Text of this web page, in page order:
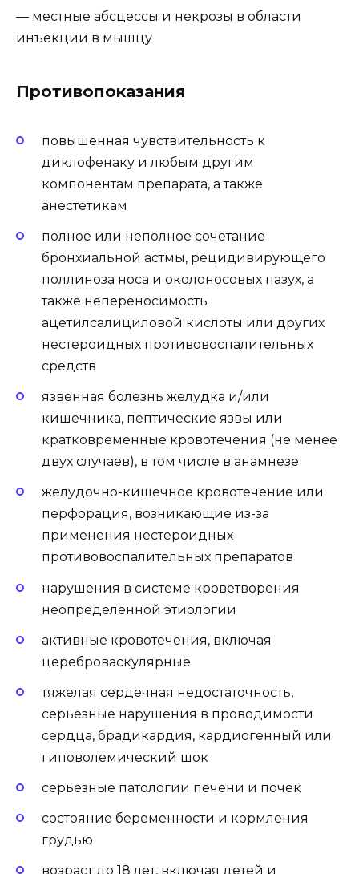
— местные абсцессы и некрозы в области
инъекции в мышцу
Противопоказания
повышенная чувствительность к
диклофенаку и любым другим
компонентам препарата, а также
анестетикам
полное или неполное сочетание
бронхиальной астмы, рецидивирующего
поллиноза носа и околоносовых пазух, а
также непереносимость
ацетилсалициловой кислоты или других
нестероидных противовоспалительных
средств
язвенная болезнь желудка и/или
кишечника, пептические язвы или
кратковременные кровотечения (не менее
двух случаев), в том числе в анамнезе
желудочно-кишечное кровотечение или
перфорация, возникающие из-за
применения нестероидных
противовоспалительных препаратов
нарушения в системе кроветворения
неопределенной этиологии
активные кровотечения, включая
цереброваскулярные
тяжелая сердечная недостаточность,
серьезные нарушения в проводимости
сердца, брадикардия, кардиогенный или
гиповолемический шок
серьезные патологии печени и почек
состояние беременности и кормления
грудью
возраст до 18 лет, включая детей и